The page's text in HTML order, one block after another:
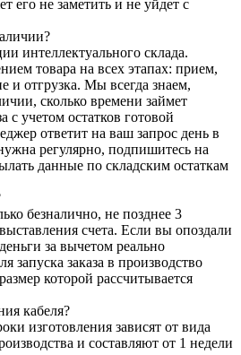
его не заметить и не уйдет с
интеллектуального склада.
товара на всех этапах: прием,
и отгрузка. Мы всегда знаем,
сколько времени займет
с учетом остатков готовой
ответит на ваш запрос день в
регулярно, подпишитесь на
данные по складским остаткам
безналично, не позднее 3
счета. Если вы опоздали
за вычетом реально
запуска заказа в производство
которой рассчитывается
кабеля?
изготовления зависят от вида
и составляют от 1 недели